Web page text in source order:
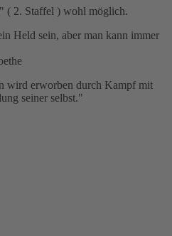
( 2. Staffel ) wohl möglich.
Held sein, aber man kann immer
wird erworben durch Kampf mit
seiner selbst."